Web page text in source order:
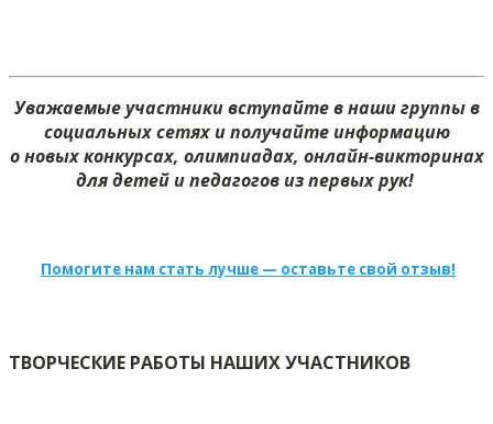
Уважаемые участники вступайте в наши группы в
социальных сетях и получайте информацию
о новых конкурсах, олимпиадах, онлайн-викторинах
для детей и педагогов из первых рук!
Помогите нам стать лучше — оставьте свой отзыв!
ТВОРЧЕСКИЕ РАБОТЫ НАШИХ УЧАСТНИКОВ